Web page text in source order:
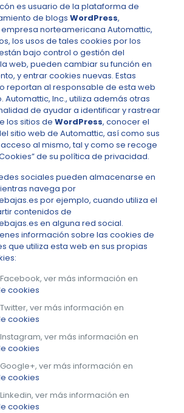
es usuario de la plataforma de
de blogs WordPress,
norteamericana Automattic,
los usos de tales cookies por los
bajo control o gestión del
web, pueden cambiar su función en
y entrar cookies nuevas. Estas
reportan al responsable de esta web
Automattic, Inc., utiliza además otras
de ayudar a identificar y rastrear
los sitios de WordPress, conocer el
sitio web de Automattic, así como sus
al mismo, tal y como se recoge
de su política de privacidad.
sociales pueden almacenarse en
navega por
por ejemplo, cuando utiliza el
contenidos de
en alguna red social.
información sobre las cookies de
que utiliza esta web en sus propias
ver más información en
cookies
ver más información en
cookies
ver más información en
cookies
ver más información en
cookies
ver más información en
cookies